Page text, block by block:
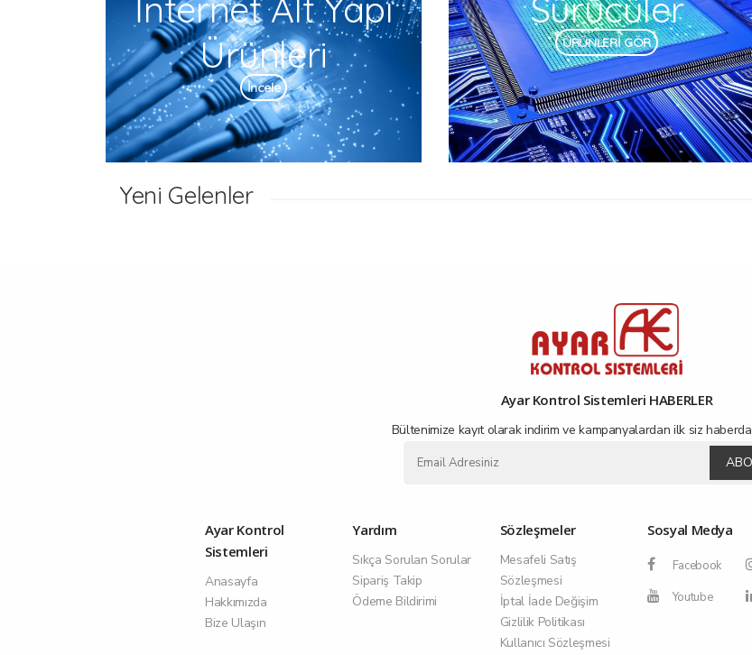
İnternet Alt Yapı
Ürünleri
İncele
Sürücüler
ÜRÜNLERİ GÖR
Yeni Gelenler
Ayar Kontrol Sistemleri HABERLER
Bültenimize kayıt olarak indirim ve kampanyalardan ilk siz
Ayar Kontrol
Sistemleri
Anasayfa
Hakkımızda
Bize Ulaşın
Yardım
Sıkça Sorulan Sorular
Sipariş Takip
Ödeme Bildirimi
Sözleşmeler
Mesafeli Satış
Sözleşmesi
İptal İade Değişim
Gizlilik Politikası
Kullanıcı Sözleşmesi
Sosyal Medya
Facebook
Youtube